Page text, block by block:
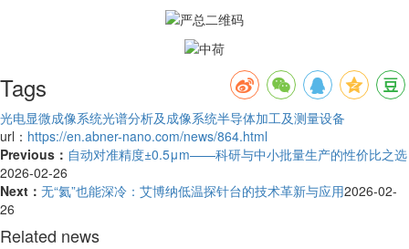
Tags
光电显微成像系统光谱分析及成像系统半导体加工及测量设备
url： https://en.abner-nano.com/news/864.html
Previous： 自动对准精度±0.5μm——科研与中小批量生产的性价比之选
2026-02-26
Next： 无“氦”也能深冷：艾博纳低温探针台的技术革新与应用2026-02-
26
Related news